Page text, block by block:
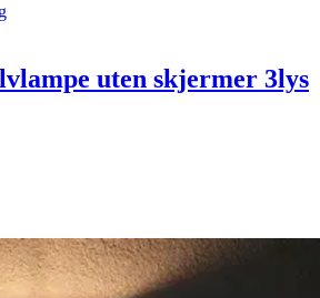
uten skjermer 3lys